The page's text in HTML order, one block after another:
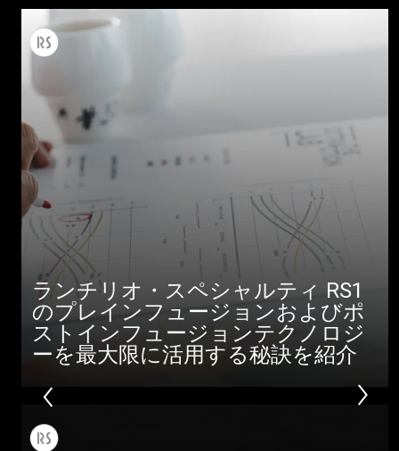
ランチリオ・スペシャルティ RS1
のプレインフュージョンおよびポ
ストインフュージョンテクノロジ
ーを最大限に活用する秘訣を紹介
すべて